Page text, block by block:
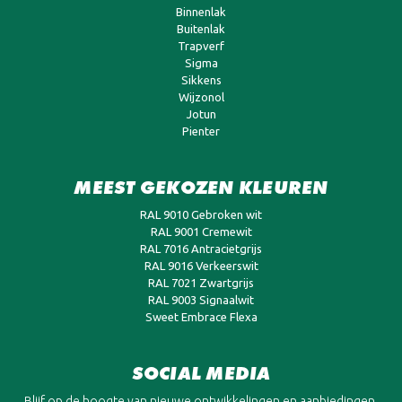
Binnenlak
Buitenlak
Trapverf
Sigma
Sikkens
Wijzonol
Jotun
Pienter
MEEST GEKOZEN KLEUREN
RAL 9010 Gebroken wit
RAL 9001 Cremewit
RAL 7016 Antracietgrijs
RAL 9016 Verkeerswit
RAL 7021 Zwartgrijs
RAL 9003 Signaalwit
Sweet Embrace Flexa
SOCIAL MEDIA